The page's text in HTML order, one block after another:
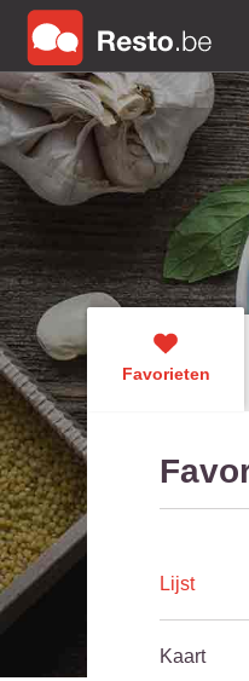
Favorieten
Lijst
Kaart